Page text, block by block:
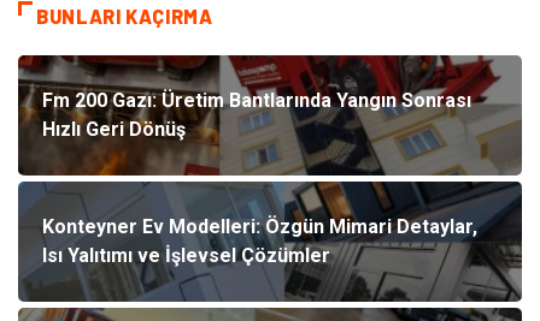
BUNLARI KAÇIRMA
Fm 200 Gazı: Üretim Bantlarında Yangın Sonrası
Hızlı Geri Dönüş
Konteyner Ev Modelleri: Özgün Mimari Detaylar,
Isı Yalıtımı ve İşlevsel Çözümler